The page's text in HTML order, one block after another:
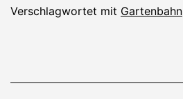
Verschlagwortet mit Gartenbahn